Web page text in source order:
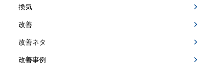
換気
改善
改善ネタ
改善事例